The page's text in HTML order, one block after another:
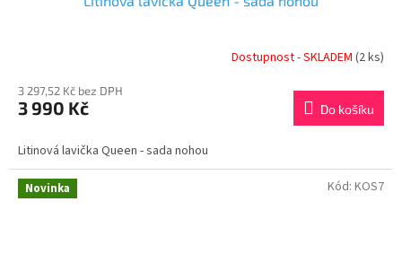
Dostupnost - SKLADEM (2 ks)
3 297,52 Kč bez DPH
3 990 Kč Do košíku
Litinová lavička Queen - sada nohou
Novinka Kód: KOS7